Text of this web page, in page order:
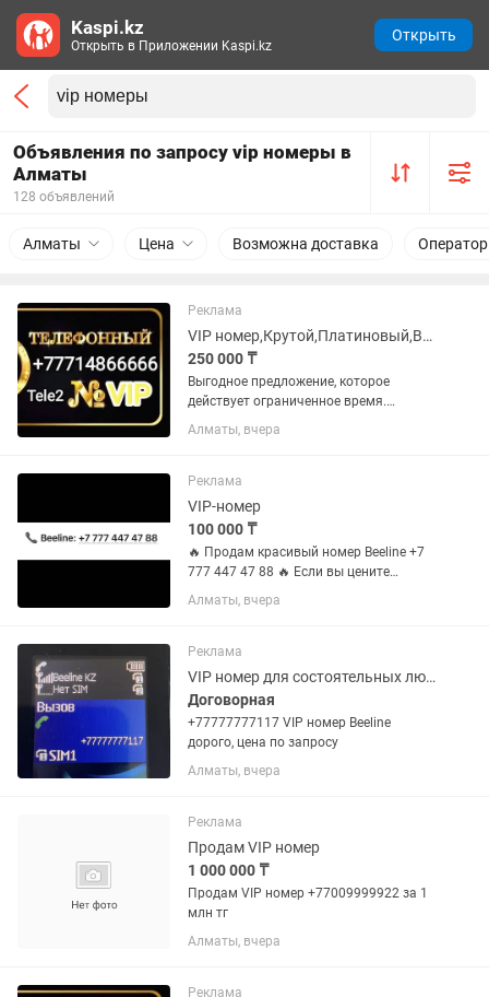
Объявления по запросу vip номеры в
Алматы
128 объявлений
Алматы Цена Возможна доставка Оператор
Реклама
VIP номер,Крутой,Платиновый,Вип,Акция,Симкарта,Теле2,Sim,Тариф,Number,
250 000 ₸
Выгодное предложение, которое
действует ограниченное время.
Успейте приобрести. Продам VIP
номер Теле2, Крутой номер, для
хорошим выгодным тарифам. Best
номер VIP. Можно...
Алматы, вчера
Реклама
VIP-номер
100 000 ₸
🔥 Продам красивый номер Beeline +7
777 447 47 88 🔥 Если вы цените
красивые и легко запоминающиеся
номера — этот вариант для вас! ✔️
подходит для бизнеса, рекламы и...
Алматы, вчера
Реклама
VIP номер для состоятельных людей
Договорная
+77777777117 VIP номер Beeline
дорого, цена по запросу
Алматы, вчера
Реклама
Продам VIP номер
1 000 000 ₸
Продам VIP номер +77009999922 за 1
млн тг
Алматы, вчера
Реклама
Kaspi.kz
Открыть в Приложении Kaspi.kz
Открыть